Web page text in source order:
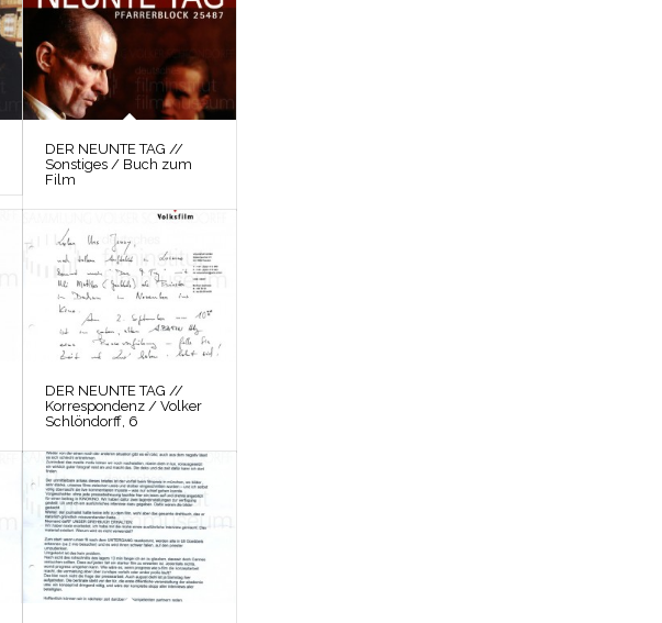
DER NEUNTE TAG //
Sonstiges / Buch zum
Film
DER NEUNTE TAG //
Korrespondenz / Volker
Schlöndorff, 6